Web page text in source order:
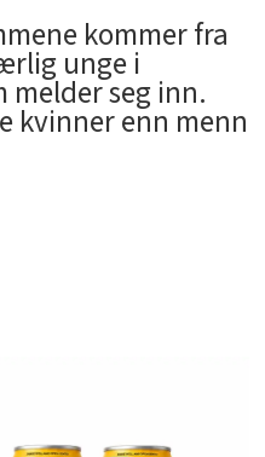
kommer fra
unge i
melder seg inn.
kvinner enn menn